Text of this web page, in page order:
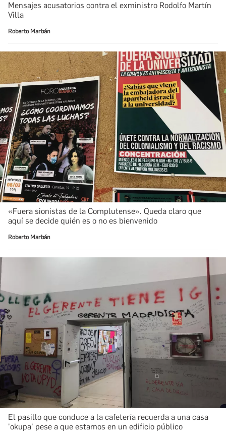
Mensajes acusatorios contra el exministro Rodolfo Martín
Villa
Roberto Marbán
«Fuera sionistas de la Complutense». Queda claro que
aquí se decide quién es o no es bienvenido
Roberto Marbán
El pasillo que conduce a la cafetería recuerda a una casa
'okupa' pese a que estamos en un edificio público